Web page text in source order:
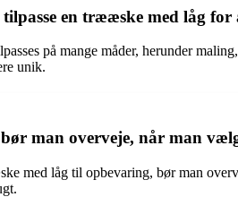
en trææske med låg for
på mange måder, herunder
unik.
man overveje, når man
med låg til opbevaring, bør man